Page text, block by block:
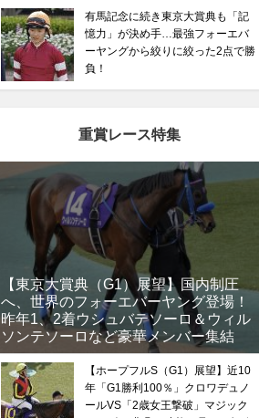
有馬記念に続き東京大賞典も「記
憶力」が決め手…最強フォーエバ
ーヤングから絞りに絞った2点で勝
負！
重賞レース特集
【東京大賞典（G1）展望】国内制圧
へ、世界のフォーエバーヤング登場！
昨年1、2着ウシュバテソーロ＆ウィル
ソンテソーロなど豪華メンバー集結
【ホープフルS（G1）展望】近10
年「G1勝利100％」クロワデュノ
ールVS「2歳女王撃破」マジック